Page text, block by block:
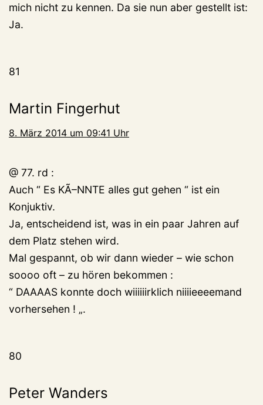
mich nicht zu kennen. Da sie nun aber gestellt ist:
Ja.
81
Martin Fingerhut
8. März 2014 um 09:41 Uhr
@ 77. rd :
Auch “ Es KÃ–NNTE alles gut gehen “ ist ein
Konjuktiv.
Ja, entscheidend ist, was in ein paar Jahren auf
dem Platz stehen wird.
Mal gespannt, ob wir dann wieder – wie schon
soooo oft – zu hören bekommen :
“ DAAAAS konnte doch wiiiiiirklich niiiieeeemand
vorhersehen ! „.
80
Peter Wanders